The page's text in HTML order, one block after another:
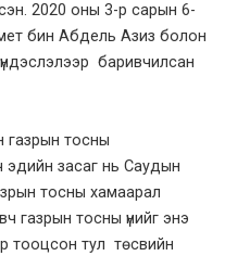
2020 оны 3-р сарын 6-
бин Абдель Азиз болон
үндэслэлээр баривчилсан
газрын тосны
эдийн засаг нь Саудын
тосны хамаарал
газрын тосны үнийг энэ
тооцсон тул төсвийн